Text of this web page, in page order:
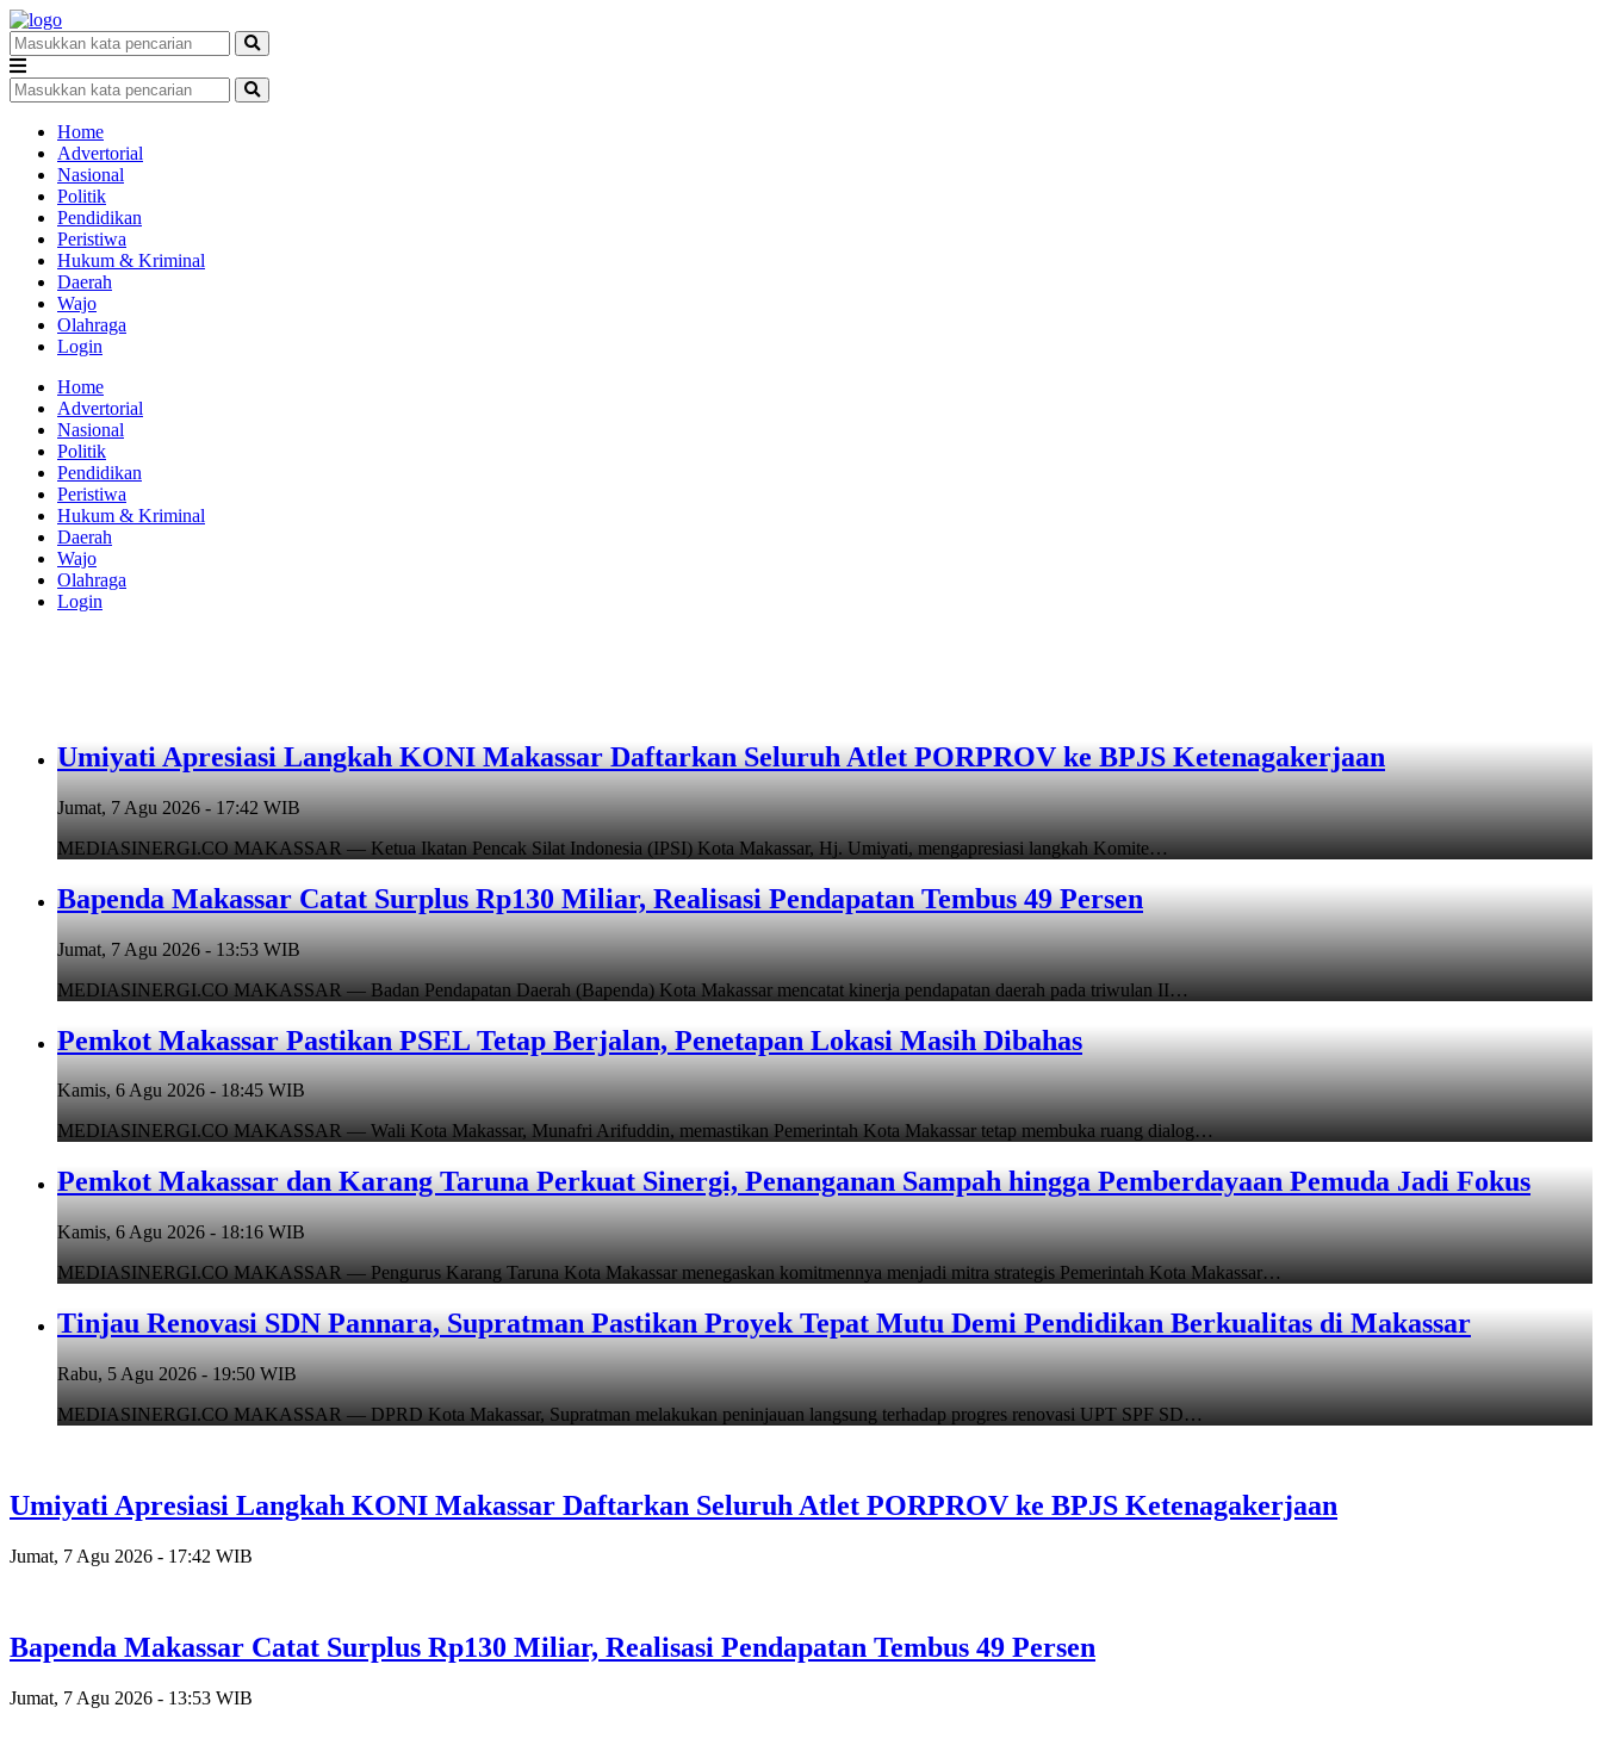
Home
Advertorial
Nasional
Politik
Pendidikan
Peristiwa
Hukum & Kriminal
Daerah
Wajo
Olahraga
Login
Home
Advertorial
Nasional
Politik
Pendidikan
Peristiwa
Hukum & Kriminal
Daerah
Wajo
Olahraga
Login
Umiyati Apresiasi Langkah KONI Makassar Daftarkan Seluruh Atlet PORPROV ke BPJS Ketenagakerjaan
Jumat, 7 Agu 2026 - 17:42 WIB
MEDIASINERGI.CO MAKASSAR — Ketua Ikatan Pencak Silat Indonesia (IPSI) Kota Makassar, Hj. Umiyati, mengapresiasi langkah Komite…
Bapenda Makassar Catat Surplus Rp130 Miliar, Realisasi Pendapatan Tembus 49 Persen
Jumat, 7 Agu 2026 - 13:53 WIB
MEDIASINERGI.CO MAKASSAR — Badan Pendapatan Daerah (Bapenda) Kota Makassar mencatat kinerja pendapatan daerah pada triwulan II…
Pemkot Makassar Pastikan PSEL Tetap Berjalan, Penetapan Lokasi Masih Dibahas
Kamis, 6 Agu 2026 - 18:45 WIB
MEDIASINERGI.CO MAKASSAR — Wali Kota Makassar, Munafri Arifuddin, memastikan Pemerintah Kota Makassar tetap membuka ruang dialog…
Pemkot Makassar dan Karang Taruna Perkuat Sinergi, Penanganan Sampah hingga Pemberdayaan Pemuda Jadi Fokus
Kamis, 6 Agu 2026 - 18:16 WIB
MEDIASINERGI.CO MAKASSAR — Pengurus Karang Taruna Kota Makassar menegaskan komitmennya menjadi mitra strategis Pemerintah Kota Makassar…
Tinjau Renovasi SDN Pannara, Supratman Pastikan Proyek Tepat Mutu Demi Pendidikan Berkualitas di Makassar
Rabu, 5 Agu 2026 - 19:50 WIB
MEDIASINERGI.CO MAKASSAR — DPRD Kota Makassar, Supratman melakukan peninjauan langsung terhadap progres renovasi UPT SPF SD…
Umiyati Apresiasi Langkah KONI Makassar Daftarkan Seluruh Atlet PORPROV ke BPJS Ketenagakerjaan
Jumat, 7 Agu 2026 - 17:42 WIB
Bapenda Makassar Catat Surplus Rp130 Miliar, Realisasi Pendapatan Tembus 49 Persen
Jumat, 7 Agu 2026 - 13:53 WIB